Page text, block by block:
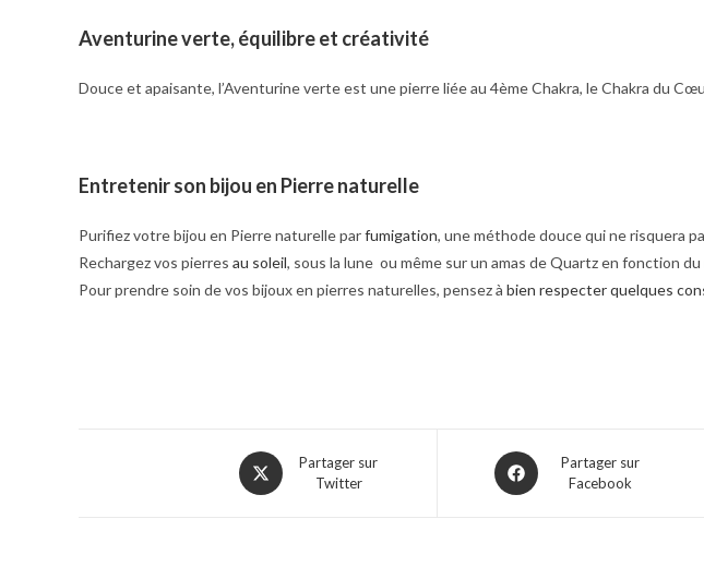
Aventurine verte, équilibre et créativité
Douce et apaisante, l’Aventurine verte est une pierre liée au 4ème Chakra, le Chakra du
Entretenir son bijou en Pierre naturelle
Purifiez votre bijou en Pierre naturelle parfumigation, une méthode douce qui ne risquera
Rechargez vos pierres au soleil, sous la lune ou même sur un amas de Quartz en fonction
Pour prendre soin de vos bijoux en pierres naturelles, pensez à bien respecter quelques
Partager sur
Twitter
Partager sur
Facebook